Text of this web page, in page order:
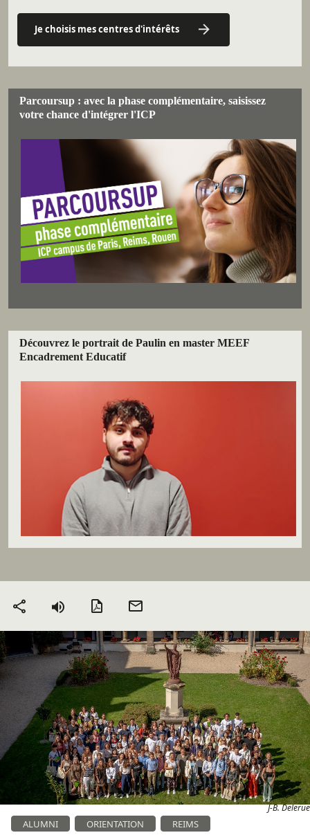
Je choisis mes centres d'intérêts
Parcoursup : avec la phase complémentaire, saisissez
votre chance d'intégrer l'ICP
Découvrez le portrait de Paulin en master MEEF
Encadrement Educatif
Partager Version PDF
J-B. Delerue
ALUMNI ORIENTATION REIMS